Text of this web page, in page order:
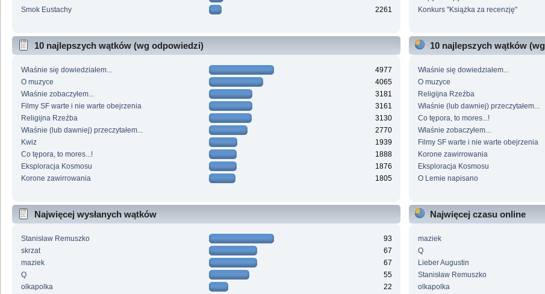
Smok Eustachy
2261
Konkurs "Książka za recenzję"
10 najlepszych wątków (wg odpowiedzi)
Właśnie się dowiedziałem...
4977
O muzyce
4065
Właśnie zobaczyłem...
3181
Filmy SF warte i nie warte obejrzenia
3161
Religijna Rzeźba
3130
Właśnie (lub dawniej) przeczytałem...
2770
Kwiz
1939
Co tępora, to mores...!
1888
Eksploracja Kosmosu
1876
Korone zawirrowania
1805
10 najlepszych wątków
Właśnie się dowiedziałem...
O muzyce
Religijna Rzeźba
Właśnie (lub dawniej) przeczytałem...
Co tępora, to mores...!
Właśnie zobaczyłem...
Filmy SF warte i nie warte obejrzenia
Korone zawirrowania
Eksploracja Kosmosu
O Lemie napisano
Najwięcej wysłanych wątków
Stanisław Remuszko
93
skrzat
67
maziek
67
Q
55
olkapolka
22
Najwięcej czasu online
maziek
Q
Lieber Augustin
Stanisław Remuszko
olkapolka